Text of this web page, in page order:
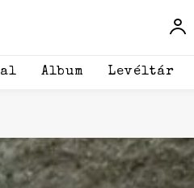
Album Levéltár